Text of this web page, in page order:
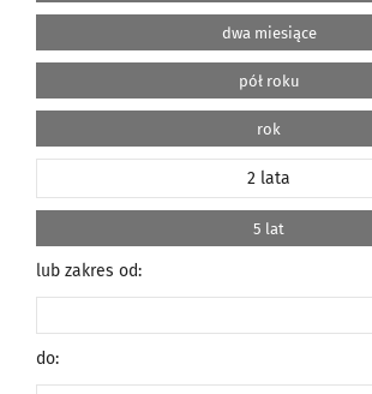
dwa miesiące
pół roku
rok
2 lata
5 lat
lub zakres od:
do: